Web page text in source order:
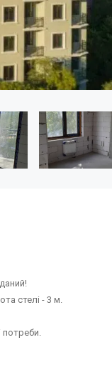
стелі - 3 м.
потреби.